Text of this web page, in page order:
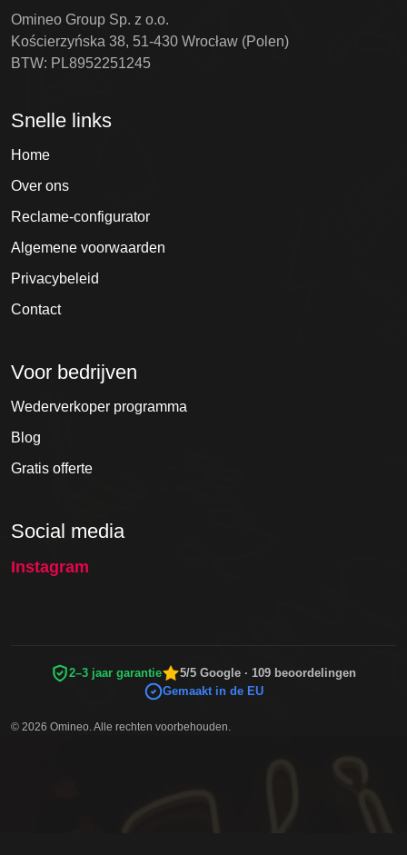
Omineo Group Sp. z o.o.
Kościerzyńska 38, 51-430 Wrocław (Polen)
BTW: PL8952251245
Snelle links
Home
Over ons
Reclame-configurator
Algemene voorwaarden
Privacybeleid
Contact
Voor bedrijven
Wederverkoper programma
Blog
Gratis offerte
Social media
Instagram
2–3 jaar garantie
5/5 Google · 109 beoordelingen
Gemaakt in de EU
© 2026 Omineo. Alle rechten voorbehouden.